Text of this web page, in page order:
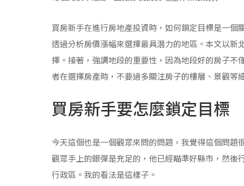
買房新手在進行房地產投資時，如何鎖定目標是一
透過分析房價漲幅來選擇最具潛力的地區。本文以
擇。接著，強調地段的重要性，因為地段好的房子
者在選擇房產時，不要過多關注房子的樓層、景觀等
買房新手要怎麼鎖定目標
今天這個也是一個觀眾來問的問題，我覺得這個問
觀眾手上的銀彈是充足的，他已經瞄準好縣市，然
行政區。我的看法是這樣子。